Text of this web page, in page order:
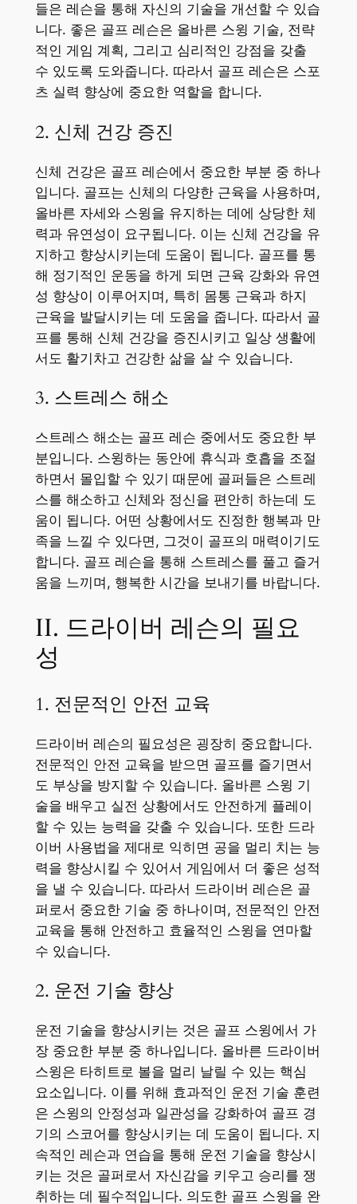
들은 레슨을 통해 자신의 기술을 개선할 수 있습
니다. 좋은 골프 레슨은 올바른 스윙 기술, 전략
적인 게임 계획, 그리고 심리적인 강점을 갖출
수 있도록 도와줍니다. 따라서 골프 레슨은 스포
츠 실력 향상에 중요한 역할을 합니다.
2. 신체 건강 증진
신체 건강은 골프 레슨에서 중요한 부분 중 하나
입니다. 골프는 신체의 다양한 근육을 사용하며,
올바른 자세와 스윙을 유지하는 데에 상당한 체
력과 유연성이 요구됩니다. 이는 신체 건강을 유
지하고 향상시키는데 도움이 됩니다. 골프를 통
해 정기적인 운동을 하게 되면 근육 강화와 유연
성 향상이 이루어지며, 특히 몸통 근육과 하지
근육을 발달시키는 데 도움을 줍니다. 따라서 골
프를 통해 신체 건강을 증진시키고 일상 생활에
서도 활기차고 건강한 삶을 살 수 있습니다.
3. 스트레스 해소
스트레스 해소는 골프 레슨 중에서도 중요한 부
분입니다. 스윙하는 동안에 휴식과 호흡을 조절
하면서 몰입할 수 있기 때문에 골퍼들은 스트레
스를 해소하고 신체와 정신을 편안히 하는데 도
움이 됩니다. 어떤 상황에서도 진정한 행복과 만
족을 느낄 수 있다면, 그것이 골프의 매력이기도
합니다. 골프 레슨을 통해 스트레스를 풀고 즐거
움을 느끼며, 행복한 시간을 보내기를 바랍니다.
II. 드라이버 레슨의 필요
성
1. 전문적인 안전 교육
드라이버 레슨의 필요성은 굉장히 중요합니다.
전문적인 안전 교육을 받으면 골프를 즐기면서
도 부상을 방지할 수 있습니다. 올바른 스윙 기
술을 배우고 실전 상황에서도 안전하게 플레이
할 수 있는 능력을 갖출 수 있습니다. 또한 드라
이버 사용법을 제대로 익히면 공을 멀리 치는 능
력을 향상시킬 수 있어서 게임에서 더 좋은 성적
을 낼 수 있습니다. 따라서 드라이버 레슨은 골
퍼로서 중요한 기술 중 하나이며, 전문적인 안전
교육을 통해 안전하고 효율적인 스윙을 연마할
수 있습니다.
2. 운전 기술 향상
운전 기술을 향상시키는 것은 골프 스윙에서 가
장 중요한 부분 중 하나입니다. 올바른 드라이버
스윙은 타히트로 볼을 멀리 날릴 수 있는 핵심
요소입니다. 이를 위해 효과적인 운전 기술 훈련
은 스윙의 안정성과 일관성을 강화하여 골프 경
기의 스코어를 향상시키는 데 도움이 됩니다. 지
속적인 레슨과 연습을 통해 운전 기술을 향상시
키는 것은 골퍼로서 자신감을 키우고 승리를 쟁
취하는 데 필수적입니다. 의도한 골프 스윙을 완